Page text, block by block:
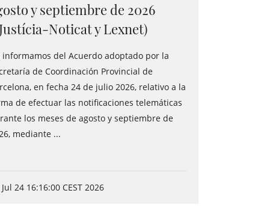
y septiembre de 2026
Noticat y Lexnet)
informamos del Acuerdo adoptado por la
de Coordinación Provincial de
en fecha 24 de julio 2026, relativo a la
de efectuar las notificaciones telemáticas
los meses de agosto y septiembre de
mediante ...
24 16:16:00 CEST 2026